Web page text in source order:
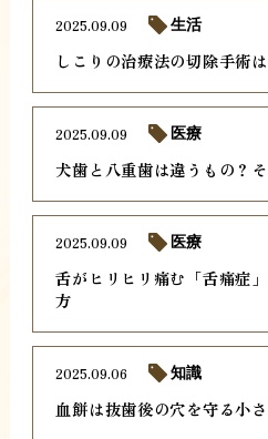
しこりの治療法の切除手術
2025.09.09 生活
犬歯と八重歯は違うもの？
2025.09.09 医療
舌がヒリヒリ痛む「舌痛症
方
2025.09.09 医療
血餅は抜歯後の穴を守る小
2025.09.06 知識